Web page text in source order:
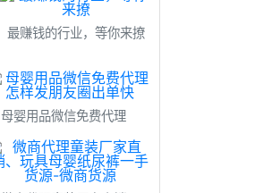
最赚钱的行业，等你来撩
母婴用品微信免费代理